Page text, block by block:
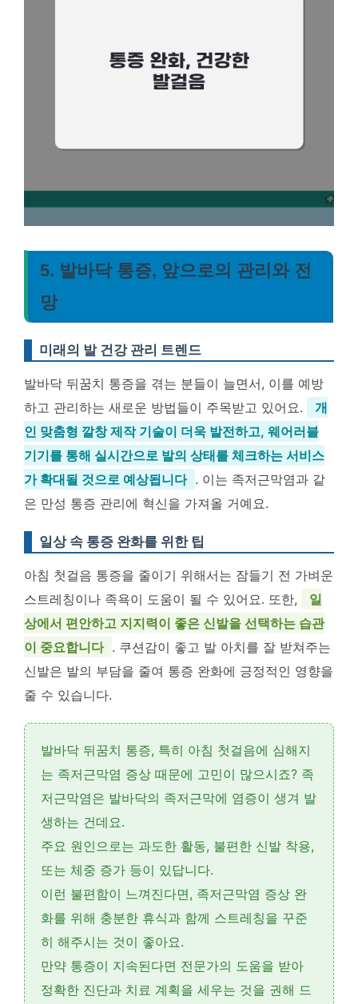
5. 발바닥 통증, 앞으로의 관리와 전
망
미래의 발 건강 관리 트렌드
발바닥 뒤꿈치 통증을 겪는 분들이 늘면서, 이를 예방
하고 관리하는 새로운 방법들이 주목받고 있어요.
개
인 맞춤형 깔창 제작 기술이 더욱 발전하고, 웨어러블
기기를 통해 실시간으로 발의 상태를 체크하는 서비스
가 확대될 것으로 예상됩니다 . 이는 족저근막염과 같
은 만성 통증 관리에 혁신을 가져올 거예요.
일상 속 통증 완화를 위한 팁
아침 첫걸음 통증을 줄이기 위해서는 잠들기 전 가벼운
스트레칭이나 족욕이 도움이 될 수 있어요. 또한,
일
상에서 편안하고 지지력이 좋은 신발을 선택하는 습관
이 중요합니다 . 쿠션감이 좋고 발 아치를 잘 받쳐주는
신발은 발의 부담을 줄여 통증 완화에 긍정적인 영향을
줄 수 있습니다.
발바닥 뒤꿈치 통증, 특히 아침 첫걸음에 심해지
는 족저근막염 증상 때문에 고민이 많으시죠? 족
저근막염은 발바닥의 족저근막에 염증이 생겨 발
생하는 건데요.
주요 원인으로는 과도한 활동, 불편한 신발 착용,
또는 체중 증가 등이 있답니다.
이런 불편함이 느껴진다면, 족저근막염 증상 완
화를 위해 충분한 휴식과 함께 스트레칭을 꾸준
히 해주시는 것이 좋아요.
만약 통증이 지속된다면 전문가의 도움을 받아
정확한 진단과 치료 계획을 세우는 것을 권해 드